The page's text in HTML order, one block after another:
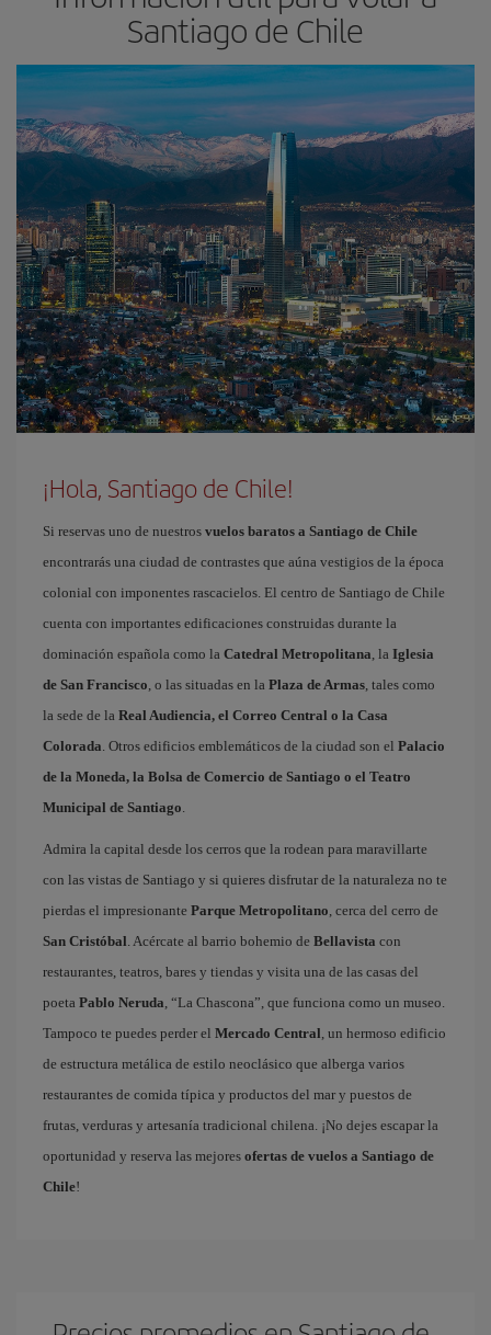
Santiago de Chile
¡Hola, Santiago de Chile!
Si reservas uno de nuestros vuelos baratos a Santiago de Chile
encontrarás una ciudad de contrastes que aúna vestigios de la época
colonial con imponentes rascacielos. El centro de Santiago de Chile
cuenta con importantes edificaciones construidas durante la
dominación española como la Catedral Metropolitana, la Iglesia
de San Francisco, o las situadas en la Plaza de Armas, tales como
la sede de la Real Audiencia, el Correo Central o la Casa
Colorada. Otros edificios emblemáticos de la ciudad son el Palacio
de la Moneda, la Bolsa de Comercio de Santiago o el Teatro
Municipal de Santiago.
Admira la capital desde los cerros que la rodean para maravillarte
con las vistas de Santiago y si quieres disfrutar de la naturaleza no te
pierdas el impresionante Parque Metropolitano, cerca del cerro de
San Cristóbal. Acércate al barrio bohemio de Bellavista con
restaurantes, teatros, bares y tiendas y visita una de las casas del
poeta Pablo Neruda, “La Chascona”, que funciona como un museo.
Tampoco te puedes perder el Mercado Central, un hermoso edificio
de estructura metálica de estilo neoclásico que alberga varios
restaurantes de comida típica y productos del mar y puestos de
frutas, verduras y artesanía tradicional chilena. ¡No dejes escapar la
oportunidad y reserva las mejores ofertas de vuelos a Santiago de
Chile!